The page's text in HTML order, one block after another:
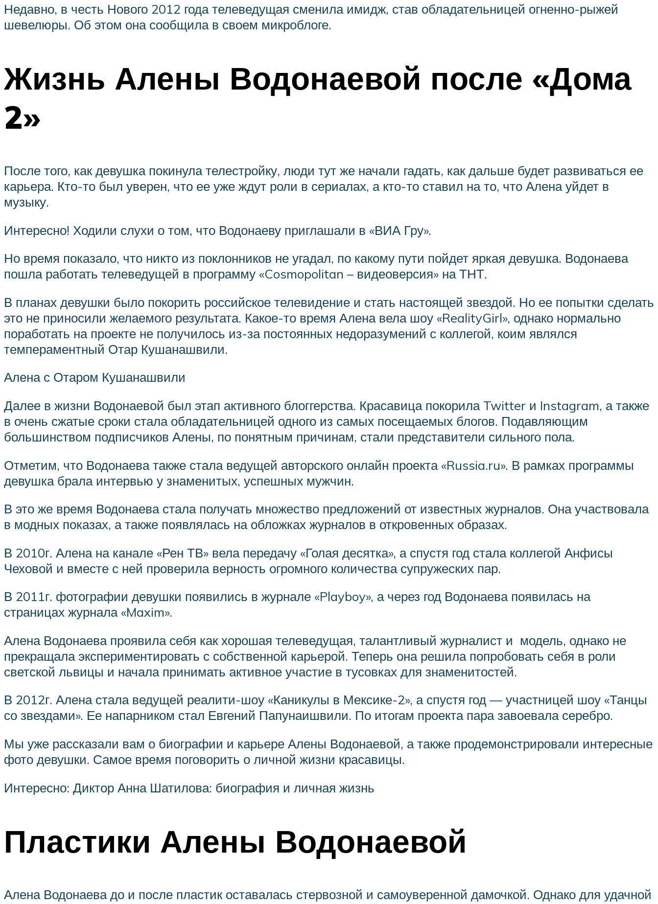
Недавно, в честь Нового 2012 года телеведущая сменила имидж, став обладательницей огненно-рыжей
шевелюры. Об этом она сообщила в своем микроблоге.
Жизнь Алены Водонаевой после «Дома
2»
После того, как девушка покинула телестройку, люди тут же начали гадать, как дальше будет развиваться ее
карьера. Кто-то был уверен, что ее уже ждут роли в сериалах, а кто-то ставил на то, что Алена уйдет в
музыку.
Интересно! Ходили слухи о том, что Водонаеву приглашали в «ВИА Гру».
Но время показало, что никто из поклонников не угадал, по какому пути пойдет яркая девушка. Водонаева
пошла работать телеведущей в программу «Cosmopolitan – видеоверсия» на ТНТ.
В планах девушки было покорить российское телевидение и стать настоящей звездой. Но ее попытки сделать
это не приносили желаемого результата. Какое-то время Алена вела шоу «RealityGirl», однако нормально
поработать на проекте не получилось из-за постоянных недоразумений с коллегой, коим являлся
темпераментный Отар Кушанашвили.
Алена с Отаром Кушанашвили
Далее в жизни Водонаевой был этап активного блоггерства. Красавица покорила Twitter и Instagram, а также
в очень сжатые сроки стала обладательницей одного из самых посещаемых блогов. Подавляющим
большинством подписчиков Алены, по понятным причинам, стали представители сильного пола.
Отметим, что Водонаева также стала ведущей авторского онлайн проекта «Russia.ru». В рамках программы
девушка брала интервью у знаменитых, успешных мужчин.
В это же время Водонаева стала получать множество предложений от известных журналов. Она участвовала
в модных показах, а также появлялась на обложках журналов в откровенных образах.
В 2010г. Алена на канале «Рен ТВ» вела передачу «Голая десятка», а спустя год стала коллегой Анфисы
Чеховой и вместе с ней проверила верность огромного количества супружеских пар.
В 2011г. фотографии девушки появились в журнале «Playboy», а через год Водонаева появилась на
страницах журнала «Maxim».
Алена Водонаева проявила себя как хорошая телеведущая, талантливый журналист и модель, однако не
прекращала экспериментировать с собственной карьерой. Теперь она решила попробовать себя в роли
светской львицы и начала принимать активное участие в тусовках для знаменитостей.
В 2012г. Алена стала ведущей реалити-шоу «Каникулы в Мексике-2», а спустя год — участницей шоу «Танцы
со звездами». Ее напарником стал Евгений Папунаишвили. По итогам проекта пара завоевала серебро.
Мы уже рассказали вам о биографии и карьере Алены Водонаевой, а также продемонстрировали интересные
фото девушки. Самое время поговорить о личной жизни красавицы.
Интересно: Диктор Анна Шатилова: биография и личная жизнь
Пластики Алены Водонаевой
Алена Водонаева до и после пластик оставалась стервозной и самоуверенной дамочкой. Однако для удачной